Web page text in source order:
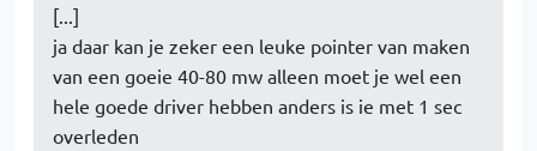
[...]
ja daar kan je zeker een leuke pointer van maken
van een goeie 40-80 mw alleen moet je wel een
hele goede driver hebben anders is ie met 1 sec
overleden